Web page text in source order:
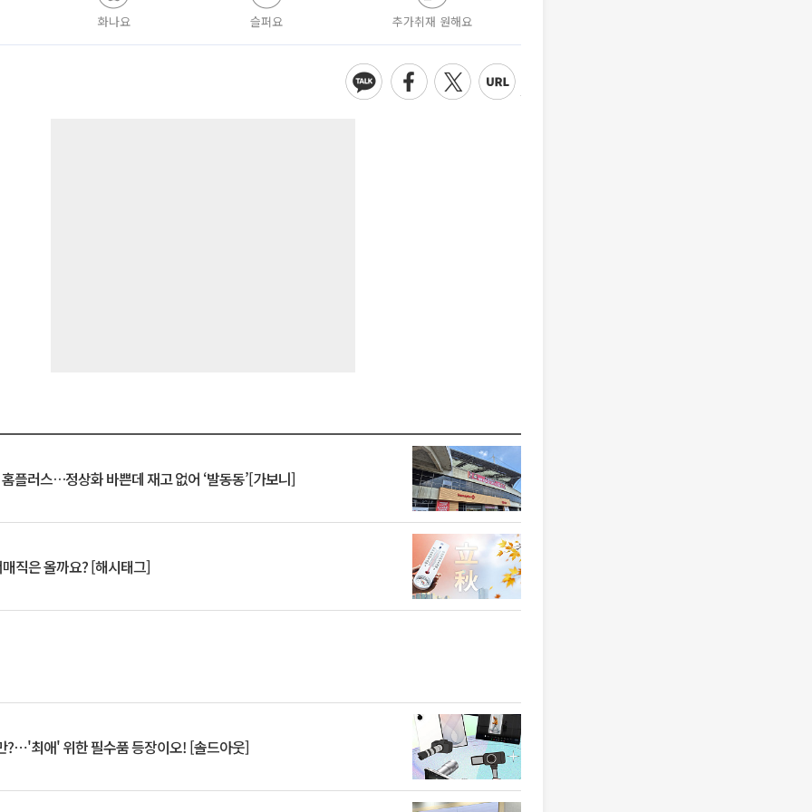
화나요 슬퍼요 추가취재 원해요
플러스…정상화 바쁜데 재고 없어 ‘발동동’[가보니]
직은 올까요? [해시태그]
?⋯'최애' 위한 필수품 등장이오! [솔드아웃]